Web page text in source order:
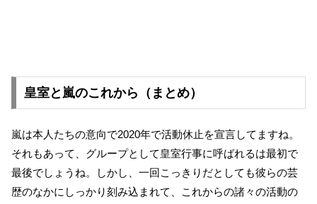
皇室と嵐のこれから（まとめ）
嵐は本人たちの意向で2020年で活動休止を宣言してますね。
それもあって、グループとして皇室行事に呼ばれるは最初で
最後でしょうね。しかし、一回こっきりだとしても彼らの芸
歴のなかにしっかり刻み込まれて、これからの諸々の活動の